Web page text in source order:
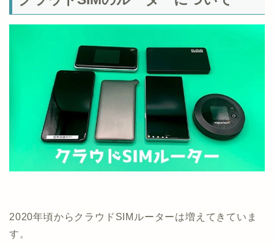
2020年頃からクラウドSIMルーターは増えてきていま
す。